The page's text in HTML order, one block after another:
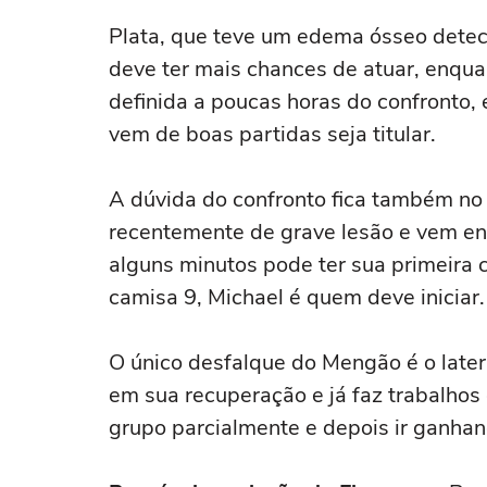
Plata, que teve um edema ósseo
deve ter mais chances de atuar,
definida a poucas horas do
vem de boas partidas seja titular.
A dúvida do confronto fica também
recentemente de grave lesão e vem
alguns minutos pode ter sua primeira
camisa 9, Michael é quem deve iniciar.
O único desfalque do Mengão é o
em sua recuperação e já faz
grupo parcialmente e depois ir